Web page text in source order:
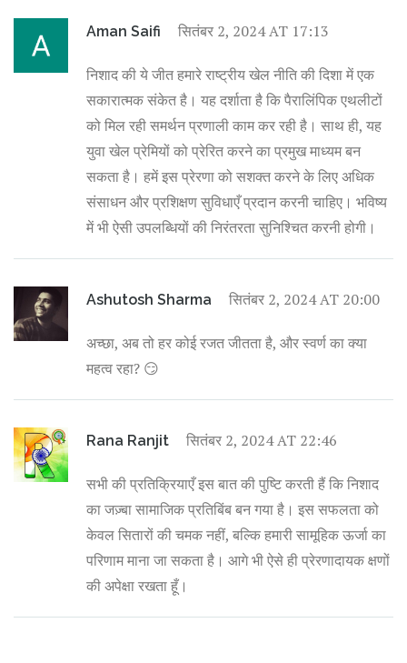
Aman Saifi सितंबर 2, 2024 AT 17:13
निशाद की ये जीत हमारे राष्ट्रीय खेल नीति की दिशा में एक
सकारात्मक संकेत है। यह दर्शाता है कि पैरालिंपिक एथलीटों
को मिल रही समर्थन प्रणाली काम कर रही है। साथ ही, यह
युवा खेल प्रेमियों को प्रेरित करने का प्रमुख माध्यम बन
सकता है। हमें इस प्रेरणा को सशक्त करने के लिए अधिक
संसाधन और प्रशिक्षण सुविधाएँ प्रदान करनी चाहिए। भविष्य
में भी ऐसी उपलब्धियों की निरंतरता सुनिश्चित करनी होगी।
Ashutosh Sharma सितंबर 2, 2024 AT 20:00
अच्छा, अब तो हर कोई रजत जीतता है, और स्वर्ण का क्या
महत्व रहा? 😏
Rana Ranjit सितंबर 2, 2024 AT 22:46
सभी की प्रतिक्रियाएँ इस बात की पुष्टि करती हैं कि निशाद
का जज़्बा सामाजिक प्रतिबिंब बन गया है। इस सफलता को
केवल सितारों की चमक नहीं, बल्कि हमारी सामूहिक ऊर्जा का
परिणाम माना जा सकता है। आगे भी ऐसे ही प्रेरणादायक क्षणों
की अपेक्षा रखता हूँ।